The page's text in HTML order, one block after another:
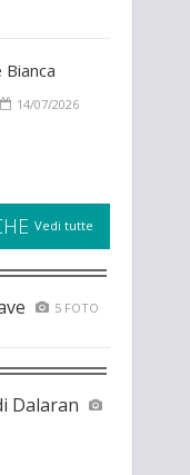
14/07/2026
Vedi tutte
5 FOTO
Dalaran